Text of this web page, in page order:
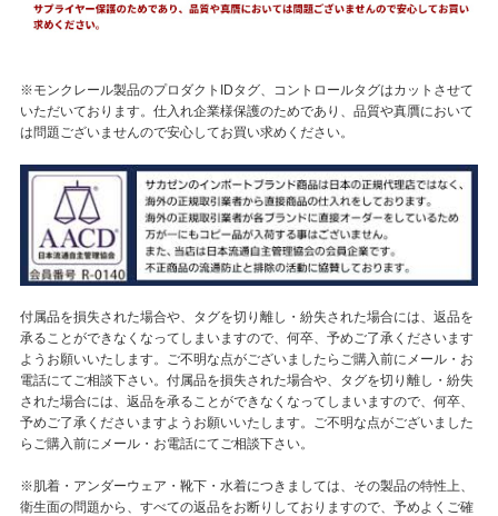
※モンクレール製品のプロダクトIDタグ、コントロールタグはカットさせて
いただいております。仕入れ企業様保護のためであり、品質や真贋において
は問題ございませんので安心してお買い求めください。
付属品を損失された場合や、タグを切り離し・紛失された場合には、返品を
承ることができなくなってしまいますので、何卒、予めご了承くださいます
ようお願いいたします。ご不明な点がございましたらご購入前にメール・お
電話にてご相談下さい。付属品を損失された場合や、タグを切り離し・紛失
された場合には、返品を承ることができなくなってしまいますので、何卒、
予めご了承くださいますようお願いいたします。ご不明な点がございました
らご購入前にメール・お電話にてご相談下さい。
※肌着・アンダーウェア・靴下・水着につきましては、その製品の特性上、
衛生面の問題から、すべての返品をお断りしておりますので、予めよくご確